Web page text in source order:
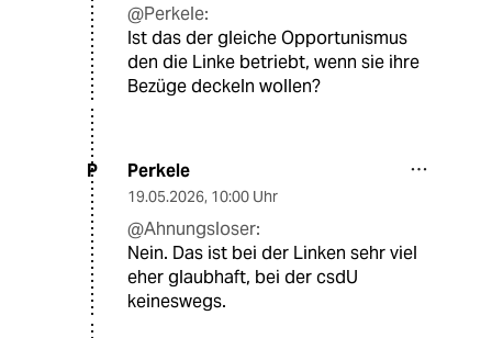
@Perkele:
Ist das der gleiche Opportunismus
den die Linke betriebt, wenn sie ihre
Bezüge deckeln wollen?
P Perkele
19.05.2026, 10:00 Uhr
@Ahnungsloser:
Nein. Das ist bei der Linken sehr viel
eher glaubhaft, bei der csdU
keineswegs.